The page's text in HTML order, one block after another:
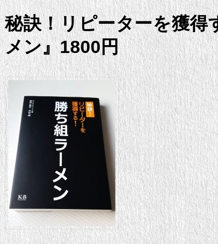
秘訣！リピーターを獲得
メン』1800円